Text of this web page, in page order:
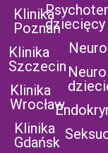
Klinika
Poznań
Klinika
Szczecin
Klinika
Wrocław
Klinika
Gdańsk
dziecięcy